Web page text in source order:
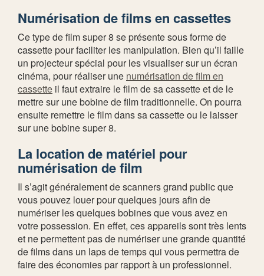
Numérisation de films en cassettes
Ce type de film super 8 se présente sous forme de
cassette pour faciliter les manipulation. Bien qu’il faille
un projecteur spécial pour les visualiser sur un écran
cinéma, pour réaliser une numérisation de film en
cassette il faut extraire le film de sa cassette et de le
mettre sur une bobine de film traditionnelle. On pourra
ensuite remettre le film dans sa cassette ou le laisser
sur une bobine super 8.
La location de matériel pour
numérisation de film
Il s’agit généralement de scanners grand public que
vous pouvez louer pour quelques jours afin de
numériser les quelques bobines que vous avez en
votre possession. En effet, ces appareils sont très lents
et ne permettent pas de numériser une grande quantité
de films dans un laps de temps qui vous permettra de
faire des économies par rapport à un professionnel.